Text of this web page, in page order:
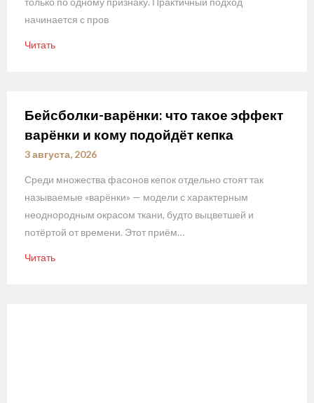
начинается с пров
Читать
Бейсболки-варёнки: что такое эффект
варёнки и кому подойдёт кепка
3 августа, 2026
Среди множества фасонов кепок отдельно стоят так
называемые «варёнки» — модели с характерным
неоднородным окрасом ткани, будто выцветшей и
потёртой от времени. Этот приём…
Читать